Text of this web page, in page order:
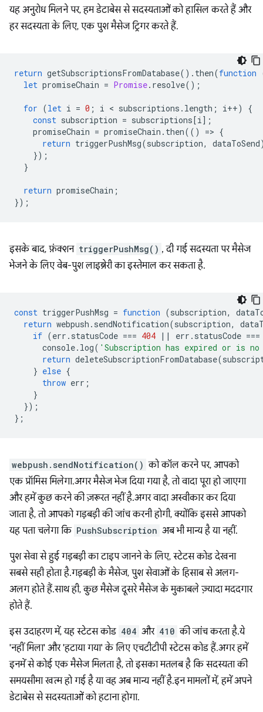
यह अनुरोध मिलने पर, हम डेटाबेस से सदस्यताओं को हासिल करते हैं और
हर सदस्यता के लिए, एक पुश मैसेज ट्रिगर करते हैं.
return getSubscriptionsFromDatabase(). then(function
let promiseChain = Promise. resolve();
for (let i = 0 ; i < subscriptions . length ; i++)
{
const subscription = subscriptions[i ];
promiseChain = promiseChain . then(() => {
return triggerPushMsg(subscription, dataToSend
});
}
return promiseChain ;
});
इसके बाद, फ़ंक्शन triggerPushMsg() , दी गई सदस्यता पर मैसेज
भेजने के लिए वेब-पुश लाइब्रेरी का इस्तेमाल कर सकता है.
const triggerPushMsg = function (subscription,
return webpush . sendNotification(subscription,
if (err . statusCode === 404 || err . statusCode ===
console. log( 'Subscription has expired or is
return deleteSubscriptionFromDatabase(
} else {
throw err ;
}
});
};
webpush.sendNotification() को कॉल करने पर, आपको
एक प्रॉमिस मिलेगा. अगर मैसेज भेज दिया गया है, तो वादा पूरा हो जाएगा
और हमें कुछ करने की ज़रूरत नहीं है. अगर वादा अस्वीकार कर दिया
जाता है, तो आपको गड़बड़ी की जांच करनी होगी, क्योंकि इससे आपको
यह पता चलेगा कि PushSubscription अब भी मान्य है या नहीं.
पुश सेवा से हुई गड़बड़ी का टाइप जानने के लिए, स्टेटस कोड देखना
सबसे सही होता है. गड़बड़ी के मैसेज, पुश सेवाओं के हिसाब से अलग-
अलग होते हैं. साथ ही, कुछ मैसेज दूसरे मैसेज के मुकाबले ज़्यादा मददगार
होते हैं.
इस उदाहरण में, यह स्टेटस कोड 404 और 410 की जांच करता है. ये
'नहीं मिला' और 'हटाया गया' के लिए एचटीटीपी स्टेटस कोड हैं. अगर हमें
इनमें से कोई एक मैसेज मिलता है, तो इसका मतलब है कि सदस्यता की
समयसीमा खत्म हो गई है या वह अब मान्य नहीं है. इन मामलों में, हमें अपने
डेटाबेस से सदस्यताओं को हटाना होगा.